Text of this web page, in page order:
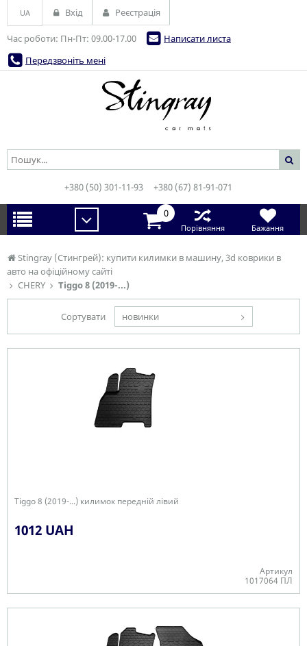
Stingray (Стингрей): купити килимки в машину, 3d коврики в
авто на офіційному сайті
CHERY
Tiggo 8 (2019-...)
Сортувати новинки
Tiggo 8 (2019-...) килимок передній лівий
1012 UAH
Артикул
1017064 ПЛ
Час роботи: Пн-Пт: 09.00-17.00
Написати листа
Передзвоніть мені
UA Вхід Реєстрація
+380 (50) 301-11-93 +380 (67) 81-91-071
0
Порівняння Бажання